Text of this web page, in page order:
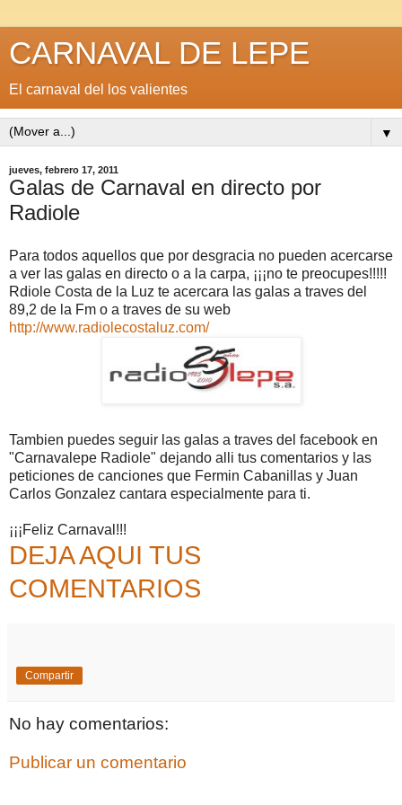
CARNAVAL DE LEPE
El carnaval del los valientes
▼
jueves, febrero 17, 2011
Galas de Carnaval en directo por
Radiole
Para todos aquellos que por desgracia no pueden acercarse
a ver las galas en directo o a la carpa, ¡¡¡no te preocupes!!!!!
Rdiole Costa de la Luz te acercara las galas a traves del
89,2 de la Fm o a traves de su web
http://www.radiolecostaluz.com/
Tambien puedes seguir las galas a traves del facebook en
"Carnavalepe Radiole" dejando alli tus comentarios y las
peticiones de canciones que Fermin Cabanillas y Juan
Carlos Gonzalez cantara especialmente para ti.
¡¡¡Feliz Carnaval!!!
DEJA AQUI TUS
COMENTARIOS
Compartir
No hay comentarios:
Publicar un comentario